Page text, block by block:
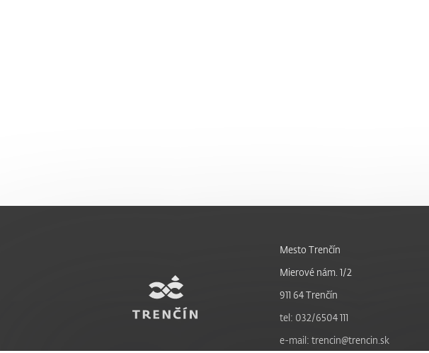
Mesto Trenčín
Mierové nám. 1/2
911 64 Trenčín
tel: 032/6504 111
e-mail: trencin@trencin.sk